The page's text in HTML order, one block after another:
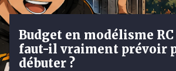
e
s
Budget en modélisme
faut-il vraiment prévoir
débuter ?